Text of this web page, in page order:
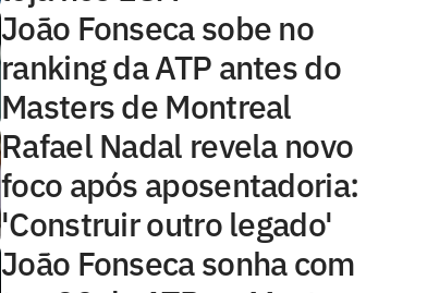
João Fonseca sobe no
ranking da ATP antes do
Masters de Montreal
Rafael Nadal revela novo
foco após aposentadoria:
'Construir outro legado'
João Fonseca sonha com